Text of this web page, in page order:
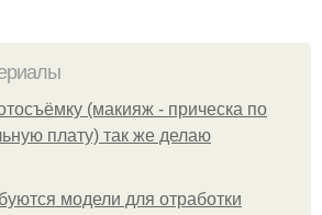
(макияж - прическа по
плату) так же делаю
модели для отработки